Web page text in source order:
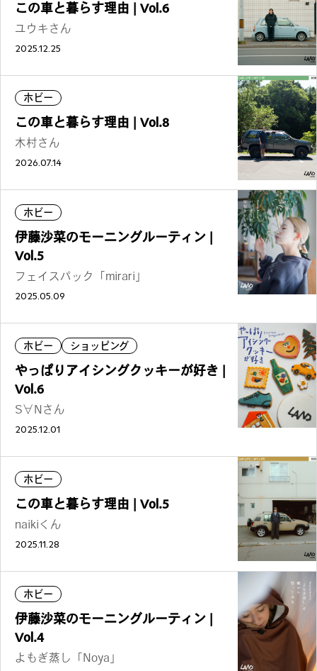
この車と暮らす理由 | Vol.6
ユウキさん
2025.12.25
ホビー
この車と暮らす理由 | Vol.8
木村さん
2026.07.14
ホビー
伊藤沙菜のモーニングルーティン |
Vol.5
フェイスパック「mirari」
2025.05.09
ホビー ショッピング
やっぱりアイシングクッキーが好き |
Vol.6
S∀Nさん
2025.12.01
ホビー
この車と暮らす理由 | Vol.5
naikiくん
2025.11.28
ホビー
伊藤沙菜のモーニングルーティン |
Vol.4
よもぎ蒸し「Noya」